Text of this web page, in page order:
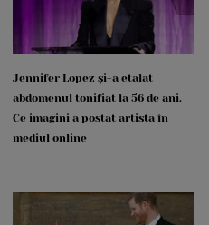
Jennifer Lopez și-a etalat
abdomenul tonifiat la 56 de ani.
Ce imagini a postat artista în
mediul online